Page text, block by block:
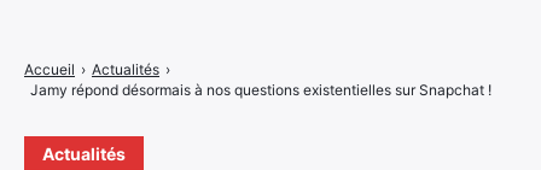
Actualités
Accueil › Actualités ›
Jamy répond désormais à nos questions existentielles sur Snapchat !